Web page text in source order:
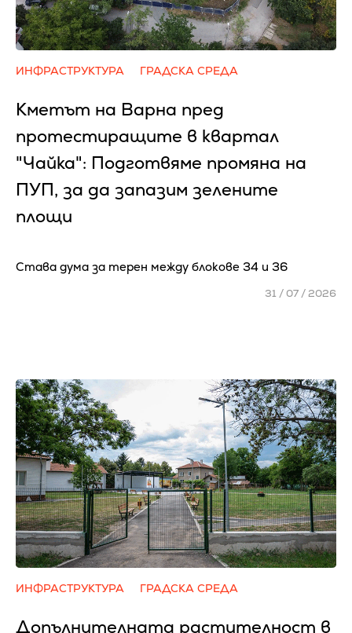
ИНФРАСТРУКТУРА ГРАДСКА СРЕДА
Кметът на Варна пред
протестиращите в квартал
"Чайка": Подготвяме промяна на
ПУП, за да запазим зелените
площи
Става дума за терен между блокове 34 и 36
31 / 07 / 2026
ИНФРАСТРУКТУРА ГРАДСКА СРЕДА
Допълнителната растителност в